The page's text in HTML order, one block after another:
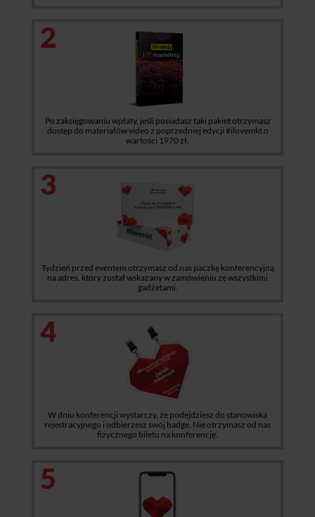
2
Po zaksięgowaniu wpłaty, jeśli posiadasz taki pakiet otrzymasz
dostęp do materiałów video z poprzedniej edycji #ilovemkt o
wartości 1970 zł.
3
Tydzień przed eventem otrzymasz od nas paczkę konferencyjną
na adres, który został wskazany w zamówieniu ze wszystkimi
gadżetami.
4
W dniu konferencji wystarczy, że podejdziesz do stanowiska
rejestracyjnego i odbierzesz swój badge. Nie otrzymasz od nas
fizycznego biletu na konferencję.
5